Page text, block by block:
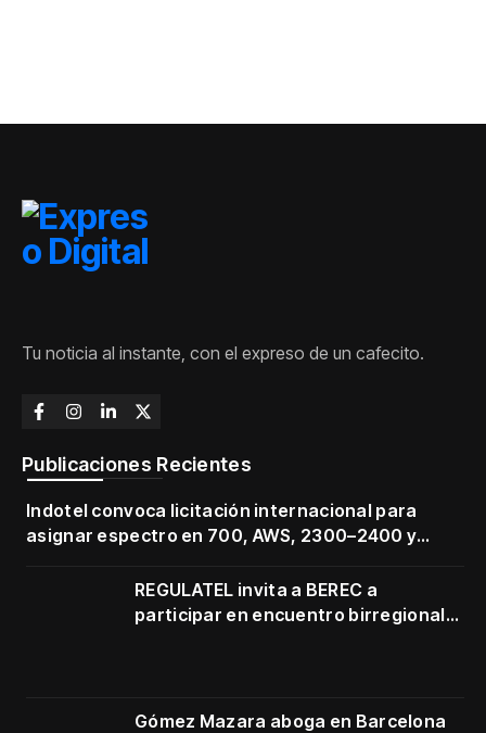
Tu noticia al instante, con el expreso de un cafecito.
Publicaciones Recientes
Indotel convoca licitación internacional para
asignar espectro en 700, AWS, 2300–2400 y
REGULATEL invita a BEREC a
participar en encuentro birregional
Gómez Mazara aboga en Barcelona